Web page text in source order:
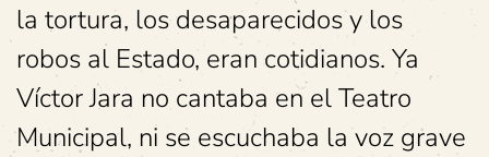
la tortura, los desaparecidos y los
robos al Estado, eran cotidianos. Ya
Víctor Jara no cantaba en el Teatro
Municipal, ni se escuchaba la voz grave